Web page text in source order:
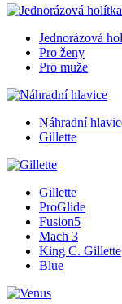
Jednorázová
Pro ženy
Pro muže
Náhradní
Gillette
Gillette
ProGlide
Fusion5
Mach 3
King C. Gillette
Blue